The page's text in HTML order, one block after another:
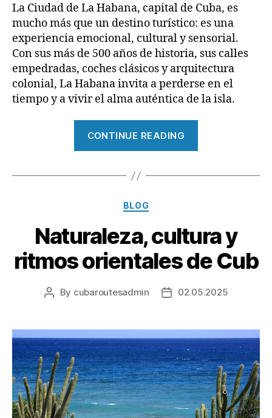
La Ciudad de La Habana, capital de Cuba, es
mucho más que un destino turístico: es una
experiencia emocional, cultural y sensorial.
Con sus más de 500 años de historia, sus calles
empedradas, coches clásicos y arquitectura
colonial, La Habana invita a perderse en el
tiempo y a vivir el alma auténtica de la isla.
CONTINUE READING
viaje
Categories
BLOG
Naturaleza, cultura y
ritmos orientales de Cub
Post
By cubaroutesadmin
Post02.05.2025